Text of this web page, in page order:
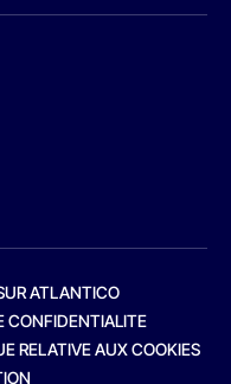
ATLANTICO
CONFIDENTIALITE
RELATIVE AUX COOKIES